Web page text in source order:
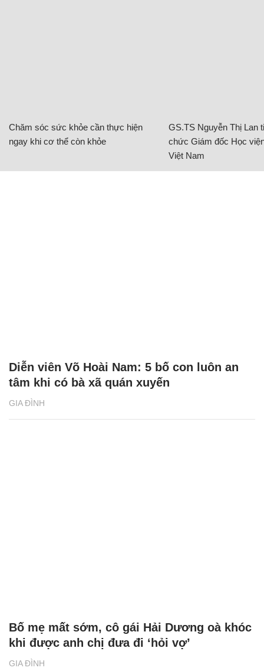
Chăm sóc sức khỏe cần thực hiện
ngay khi cơ thể còn khỏe
GS.TS Nguyễn Thị Lan
chức Giám đốc Học
Việt Nam
GIA ĐÌNH
Diễn viên Võ Hoài Nam: 5 bố con luôn an
tâm khi có bà xã quán xuyến
GIA ĐÌNH
Bố mẹ mất sớm, cô gái Hải Dương oà khóc
khi được anh chị đưa đi ‘hỏi vợ’